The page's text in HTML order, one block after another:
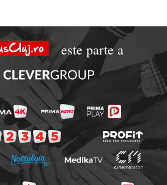
este parte a